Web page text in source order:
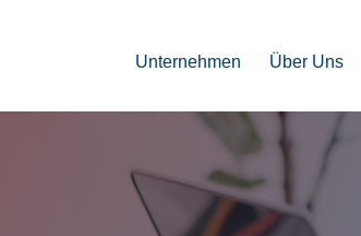
Unternehmen Über Uns